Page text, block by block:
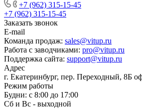
+7 (962) 315-15-45
+7 (962) 315-15-45
Заказать звонок
E-mail
Команда продаж: sales@vitup.ru
Работа с заводчиками: pro@vitup.ru
Поддержка сайта: support@vitup.ru
Адрес
г. Екатеринбург, пер. Переходный, 8Б
Режим работы
Будни: с 8:00 до 17:00
Сб и Вс - выходной